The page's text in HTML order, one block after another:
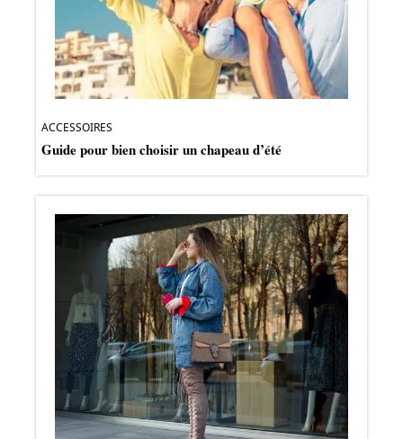
ACCESSOIRES
Guide pour bien choisir un chapeau d’été